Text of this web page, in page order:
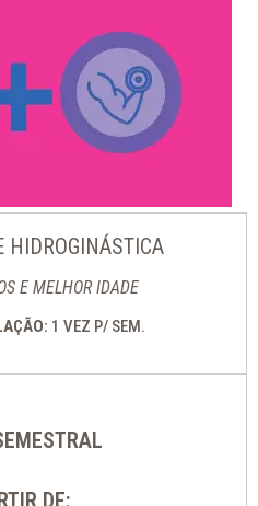
HIDROGINÁSTICA
E MELHOR IDADE
1 VEZ P/ SEM.
DE: